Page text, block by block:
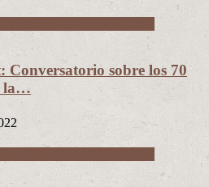
Conversatorio sobre los 70
la…